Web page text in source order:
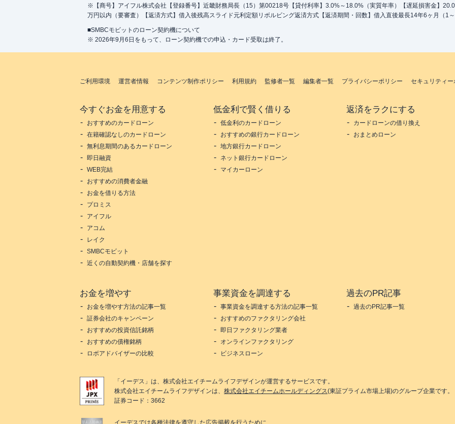
※【商号】アイフル株式会社【登録番号】近畿財務局長（15）第00218号【貸付利率】3.0%～18.0%（実質年率）【遅延損害金】
万円以内（要審査）【返済方式】借入後残高スライド元利定額リボルビング返済方式【返済期間・回数】借入直後最長14年6ヶ月（1
■SMBCモビットのローン契約機について
※ 2026年9月6日をもって、ローン契約機での申込・カード受取は終了。
ご利用環境 運営者情報 コンテンツ制作ポリシー 利用規約 監修者一覧 編集者一覧 プライバシーポリシー セキュリティー
今すぐお金を用意する
おすすめのカードローン
在籍確認なしのカードローン
無利息期間のあるカードローン
即日融資
WEB完結
おすすめの消費者金融
お金を借りる方法
プロミス
アイフル
アコム
レイク
SMBCモビット
近くの自動契約機・店舗を探す
低金利で賢く借りる
低金利のカードローン
おすすめの銀行カードローン
地方銀行カードローン
ネット銀行カードローン
マイカーローン
返済をラクにする
カードローンの借り換え
おまとめローン
お金を増やす
お金を増やす方法の記事一覧
証券会社のキャンペーン
おすすめの投資信託銘柄
おすすめの債権銘柄
ロボアドバイザーの比較
事業資金を調達する
事業資金を調達する方法の記事一覧
おすすめのファクタリング会社
即日ファクタリング業者
オンラインファクタリング
ビジネスローン
過去のPR記事
過去のPR記事一覧
「 イーデス 」は、 株式会社エイチームライフデザインが運営するサービスです。
株式会社エイチームライフデザインは、 株式会社エイチームホールディングス(東証プライム市場上場)のグループ企業です。
証券コード：3662
イーデスでは各種法律を遵守した広告掲載を行うために、